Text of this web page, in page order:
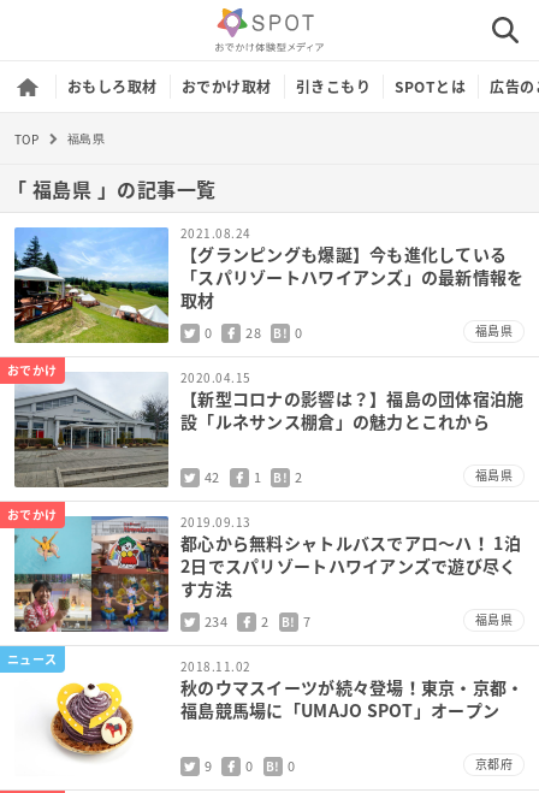
おもしろ取材 おでかけ取材 引きこもり SPOTとは 広告
TOP 福島県
「 福島県 」の記事一覧
2021.08.24
【グランピングも爆誕】今も進化している
「スパリゾートハワイアンズ」の最新情報を
取材
0 28 B! 0 福島県
おでかけ 2020.04.15
【新型コロナの影響は？】福島の団体宿泊施
設「ルネサンス棚倉」の魅力とこれから
42 1 B! 2 福島県
おでかけ 2019.09.13
都心から無料シャトルバスでアロ〜ハ！ 1泊
2日でスパリゾートハワイアンズで遊び尽く
す方法
234 2 B! 7 福島県
ニュース 2018.11.02
秋のウマスイーツが続々登場！東京・京都・
福島競馬場に「UMAJO SPOT」オープン
9 0 B! 0 京都府